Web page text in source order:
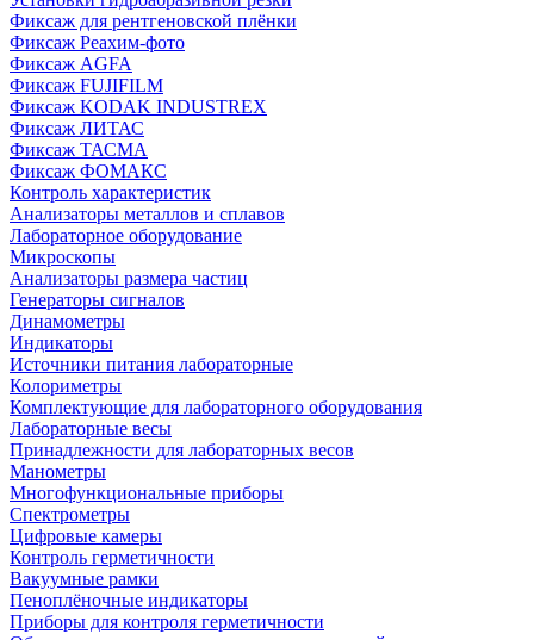
Фиксаж для рентгеновской плёнки
Фиксаж Реахим-фото
Фиксаж AGFA
Фиксаж FUJIFILM
Фиксаж KODAK INDUSTREX
Фиксаж ЛИТАС
Фиксаж ТАСМА
Фиксаж ФОМАКС
Контроль характеристик
Анализаторы металлов и сплавов
Лабораторное оборудование
Микроскопы
Анализаторы размера частиц
Генераторы сигналов
Динамометры
Индикаторы
Источники питания лабораторные
Колориметры
Комплектующие для лабораторного оборудования
Лабораторные весы
Принадлежности для лабораторных весов
Манометры
Многофункциональные приборы
Спектрометры
Цифровые камеры
Контроль герметичности
Вакуумные рамки
Пеноплёночные индикаторы
Приборы для контроля герметичности